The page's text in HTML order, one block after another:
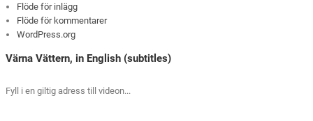
Flöde för inlägg
Flöde för kommentarer
WordPress.org
Värna Vättern, in English (subtitles)
Fyll i en giltig adress till videon...